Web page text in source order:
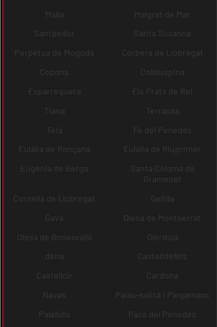
Malla
Malgrat de Mar
Santpedor
Santa Susanna
Perpètua de Mogoda
Corbera de Llobregat
Copons
Collsuspina
Esparreguera
Els Prats de Rei
Tiana
Terrassa
Teià
Fe del Penedès
Eulàlia de Ronçana
Eulàlia de Riuprimer
Eugènia de Berga
Santa Coloma de
Gramenet
Cornellà de Llobregat
Gelida
Gavà
Olesa de Montserrat
Olesa de Bonesvalls
Olèrdola
dena
Castelldefels
Castellcir
Cardona
Navas
Palau-solità i Plegamans
Palafolls
Pacs del Penedès